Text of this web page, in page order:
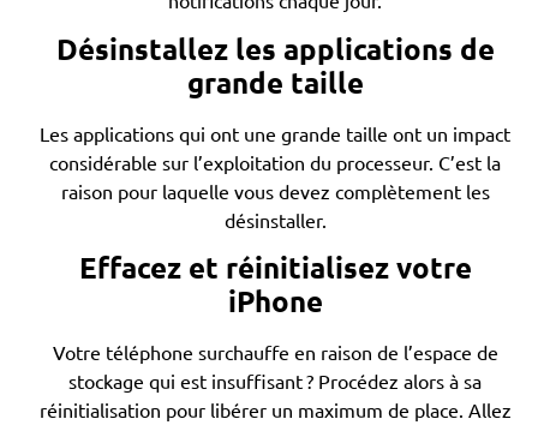
Désinstallez les applications de
grande taille
Les applications qui ont une grande taille ont un impact
considérable sur l’exploitation du processeur. C’est la
raison pour laquelle vous devez complètement les
désinstaller.
Effacez et réinitialisez votre
iPhone
Votre téléphone surchauffe en raison de l’espace de
stockage qui est insuffisant ? Procédez alors à sa
réinitialisation pour libérer un maximum de place. Allez